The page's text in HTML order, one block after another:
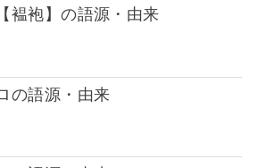
褞袍】の語源・由来
の語源・由来